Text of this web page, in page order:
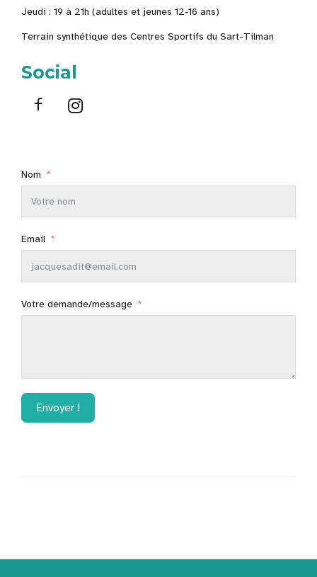
Jeudi : 19 à 21h (adultes et jeunes 12-16 ans)
Terrain synthétique des Centres Sportifs du Sart-Tilman
Social
Nom
Email
Votre demande/message
Envoyer !